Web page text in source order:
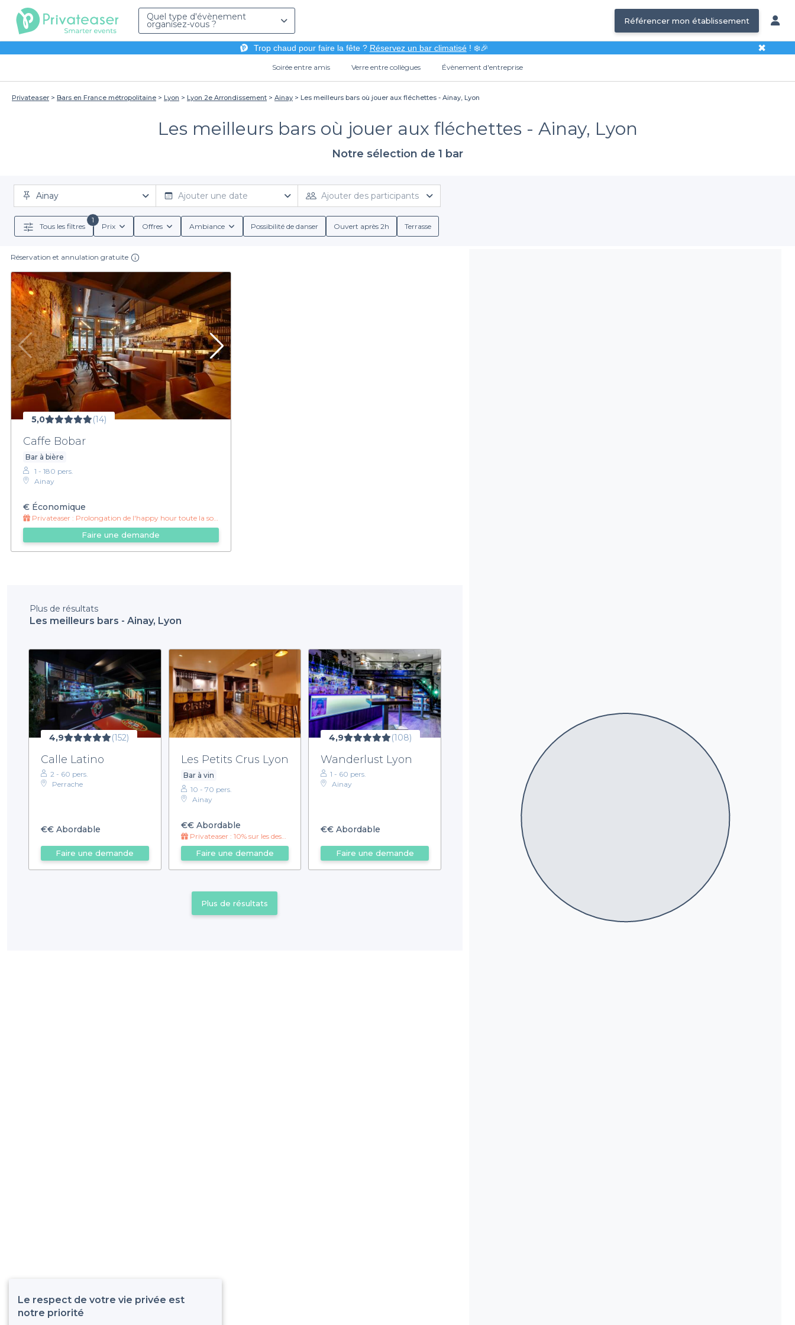
Quel type d'évènement
organisez-vous ? Référencer mon établissement
Trop chaud pour faire la fête ? Réservez un bar climatisé! ❄️🎉 ✖
Soirée entre amis Verre entre collègues Évènement d'entreprise
Privateaser Bars en France métropolitaine Lyon Lyon 2e Arrondissement Ainay Les meilleurs bars où jouer aux fléchettes - Ainay, Lyon
Les meilleurs bars où jouer aux fléchettes - Ainay, Lyon
Notre sélection de 1 bar
Ainay Ajouter une date Ajouter des participants
Tous les filtres
1
Prix Offres Ambiance Possibilité de danser Ouvert après 2h Terrasse
Réservation et annulation gratuite
5,0 (14)
Caffe Bobar
Bar à bière
1 - 180 pers.
Ainay
€ Économique
Privateaser : Prolongation de l'happy hour toute la soirée !
Faire une demande
Plus de résultats
Les meilleurs bars - Ainay, Lyon
4,9 (152)
Calle Latino
2 - 60 pers.
Perrache
€€ Abordable
Faire une demande
Les Petits Crus Lyon
Bar à vin
10 - 70 pers.
Ainay
€€Abordable
Privateaser : 10% sur les desserts pour toutes privatisations de plus de 12 personnes !
Faire une demande
4,9 (108)
Wanderlust Lyon
1 - 60 pers.
Ainay
€€ Abordable
Faire une demande
Plus de résultats
Le respect de votre vie privée est
notre priorité